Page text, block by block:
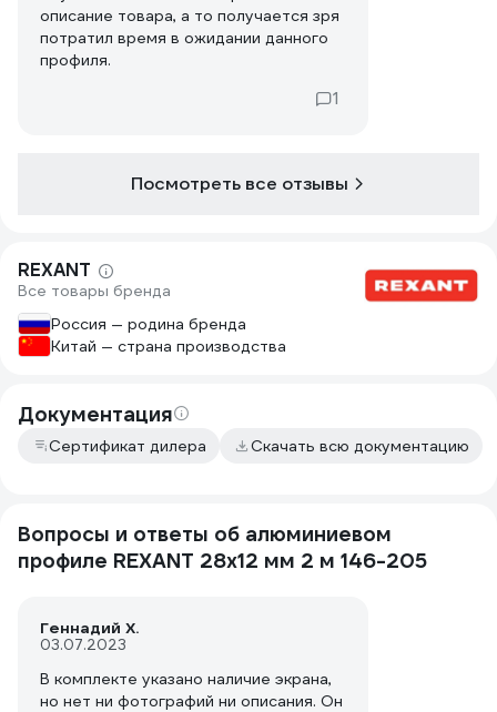
описание товара, а то получается зря
потратил время в ожидании данного
профиля.
1
Посмотреть все отзывы
REXANT
Все товары бренда
Россия — родина бренда
Китай — страна производства
Документация
Сертификат дилера Скачать всю документацию
Вопросы и ответы об алюминиевом
профиле REXANT 28x12 мм 2 м 146-205
Геннадий Х.
03.07.2023
В комплекте указано наличие экрана,
но нет ни фотографий ни описания. Он